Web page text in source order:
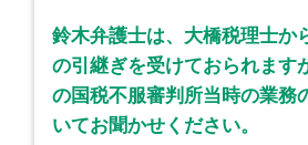
鈴木弁護士は、大橋税理士か
の引継ぎを受けておられます
の国税不服審判所当時の業務
いてお聞かせください。